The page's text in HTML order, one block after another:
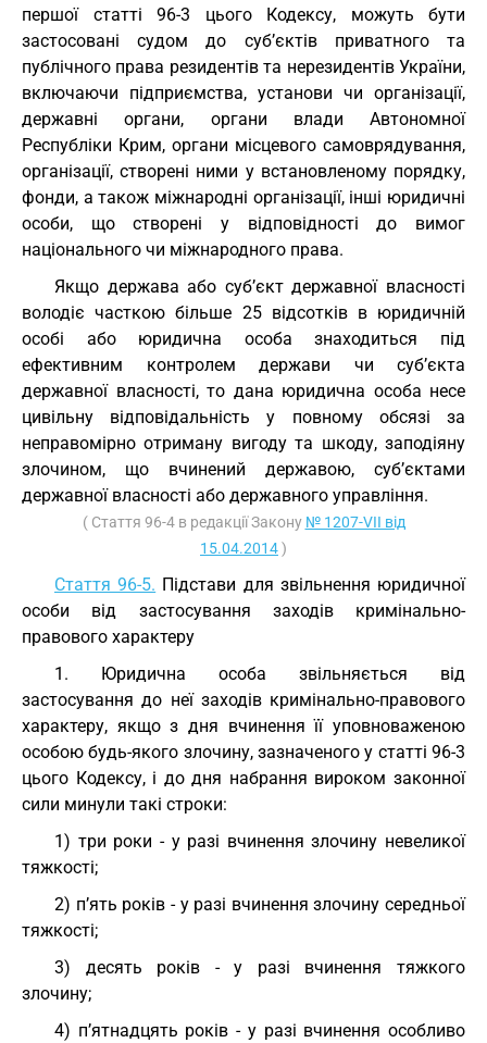
першої статті 96-3 цього Кодексу, можуть бути
застосовані судом до суб’єктів приватного та
публічного права резидентів та нерезидентів України,
включаючи підприємства, установи чи організації,
державні органи, органи влади Автономної
Республіки Крим, органи місцевого самоврядування,
організації, створені ними у встановленому порядку,
фонди, а також міжнародні організації, інші юридичні
особи, що створені у відповідності до вимог
національного чи міжнародного права.
Якщо держава або суб’єкт державної власності
володіє часткою більше 25 відсотків в юридичній
особі або юридична особа знаходиться під
ефективним контролем держави чи суб’єкта
державної власності, то дана юридична особа несе
цивільну відповідальність у повному обсязі за
неправомірно отриману вигоду та шкоду, заподіяну
злочином, що вчинений державою, суб’єктами
державної власності або державного управління.
( Стаття 96-4 в редакції Закону № 1207-VII від
15.04.2014)
Стаття 96-5. Підстави для звільнення юридичної
особи від застосування заходів кримінально-
правового характеру
1. Юридична особа звільняється від
застосування до неї заходів кримінально-правового
характеру, якщо з дня вчинення її уповноваженою
особою будь-якого злочину, зазначеного у статті 96-3
цього Кодексу, і до дня набрання вироком законної
сили минули такі строки:
1) три роки - у разі вчинення злочину невеликої
тяжкості;
2) п’ять років - у разі вчинення злочину середньої
тяжкості;
3) десять років - у разі вчинення тяжкого
злочину;
4) п’ятнадцять років - у разі вчинення особливо